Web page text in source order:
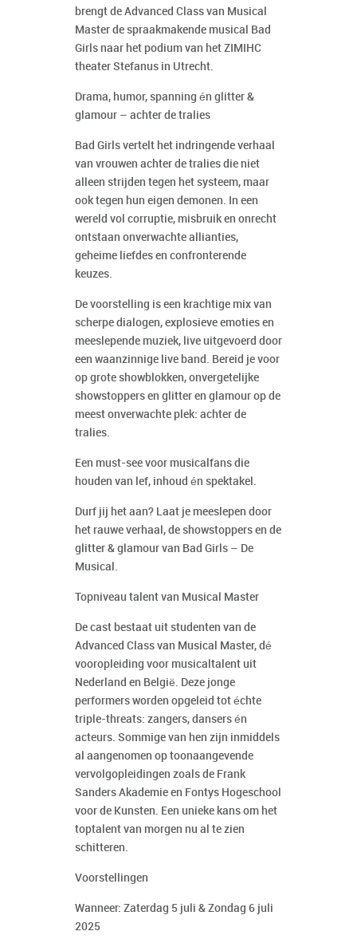
brengt de Advanced Class van Musical
Master de spraakmakende musical Bad
Girls naar het podium van het ZIMIHC
theater Stefanus in Utrecht.
Drama, humor, spanning én glitter &
glamour – achter de tralies
Bad Girls vertelt het indringende verhaal
van vrouwen achter de tralies die niet
alleen strijden tegen het systeem, maar
ook tegen hun eigen demonen. In een
wereld vol corruptie, misbruik en onrecht
ontstaan onverwachte allianties,
geheime liefdes en confronterende
keuzes.
De voorstelling is een krachtige mix van
scherpe dialogen, explosieve emoties en
meeslepende muziek, live uitgevoerd door
een waanzinnige live band. Bereid je voor
op grote showblokken, onvergetelijke
showstoppers en glitter en glamour op de
meest onverwachte plek: achter de
tralies.
Een must-see voor musicalfans die
houden van lef, inhoud én spektakel.
Durf jij het aan? Laat je meeslepen door
het rauwe verhaal, de showstoppers en de
glitter & glamour van Bad Girls – De
Musical.
Topniveau talent van Musical Master
De cast bestaat uit studenten van de
Advanced Class van Musical Master, dé
vooropleiding voor musicaltalent uit
Nederland en België. Deze jonge
performers worden opgeleid tot échte
triple-threats: zangers, dansers én
acteurs. Sommige van hen zijn inmiddels
al aangenomen op toonaangevende
vervolgopleidingen zoals de Frank
Sanders Akademie en Fontys Hogeschool
voor de Kunsten. Een unieke kans om het
toptalent van morgen nu al te zien
schitteren.
Voorstellingen
Wanneer: Zaterdag 5 juli & Zondag 6 juli
2025